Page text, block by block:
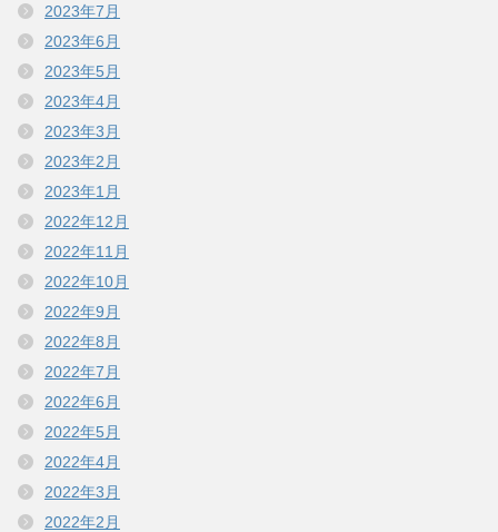
2023年7月
2023年6月
2023年5月
2023年4月
2023年3月
2023年2月
2023年1月
2022年12月
2022年11月
2022年10月
2022年9月
2022年8月
2022年7月
2022年6月
2022年5月
2022年4月
2022年3月
2022年2月